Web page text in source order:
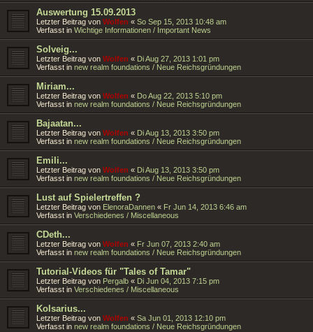
Auswertung 15.09.2013
Letzter Beitrag von Wolfen « So Sep 15, 2013 10:48 am
Verfasst in Wichtige Informationen / Important News
Solveig...
Letzter Beitrag von Wolfen « Di Aug 27, 2013 1:01 pm
Verfasst in new realm foundations / Neue Reichsgründungen
Miriam...
Letzter Beitrag von Wolfen « Do Aug 22, 2013 5:10 pm
Verfasst in new realm foundations / Neue Reichsgründungen
Bajaatan...
Letzter Beitrag von Wolfen « Di Aug 13, 2013 3:50 pm
Verfasst in new realm foundations / Neue Reichsgründungen
Emili...
Letzter Beitrag von Wolfen « Di Aug 13, 2013 3:50 pm
Verfasst in new realm foundations / Neue Reichsgründungen
Lust auf Spielertreffen ?
Letzter Beitrag von ElenoraDannen « Fr Jun 14, 2013 6:46 am
Verfasst in Verschiedenes / Miscellaneous
CDeth...
Letzter Beitrag von Wolfen « Fr Jun 07, 2013 2:40 am
Verfasst in new realm foundations / Neue Reichsgründungen
Tutorial-Videos für "Tales of Tamar"
Letzter Beitrag von Pergalb « Di Jun 04, 2013 7:15 pm
Verfasst in Verschiedenes / Miscellaneous
Kolsarius...
Letzter Beitrag von Wolfen « Sa Jun 01, 2013 12:10 pm
Verfasst in new realm foundations / Neue Reichsgründungen